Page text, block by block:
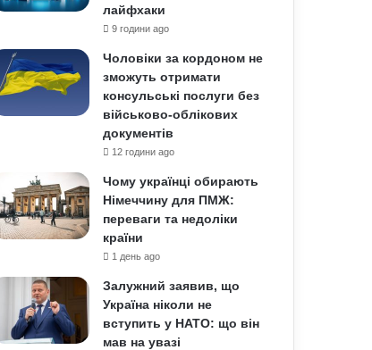
лайфхаки
9 години ago
Чоловіки за кордоном не
зможуть отримати
консульські послуги без
військово-облікових
документів
12 години ago
Чому українці обирають
Німеччину для ПМЖ:
переваги та недоліки
країни
1 день ago
Залужний заявив, що
Україна ніколи не
вступить у НАТО: що він
мав на увазі